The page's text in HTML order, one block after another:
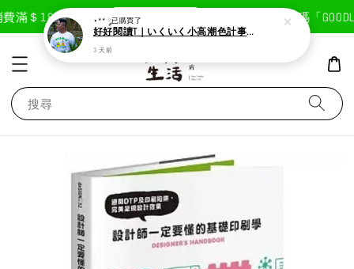
滿＄1800免運費 現在去購物！ 首次註冊輸入折扣碼「
搜尋
⋆** ༘已購買了
好好閱讀T｜いくいく小高潮色計事務所X好好生活書店聯名款
3 天前